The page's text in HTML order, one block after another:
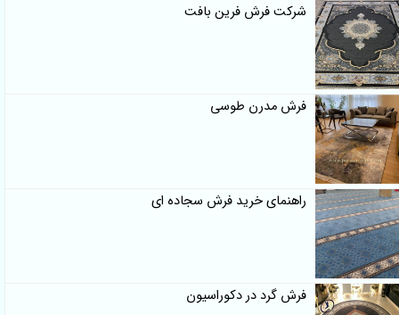
شرکت فرش فرین بافت
فرش مدرن طوسی
راهنمای خرید فرش سجاده ای
فرش گرد در دکوراسیون